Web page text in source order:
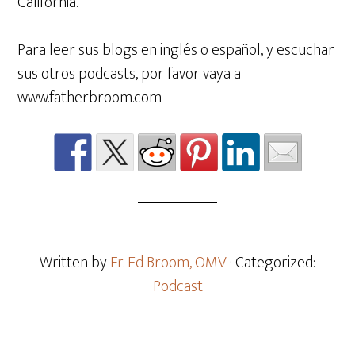
Para leer sus blogs en inglés o español, y escuchar
sus otros podcasts, por favor vaya a
www.fatherbroom.com
Written byFr. Ed Broom, OMV· Categorized:
Podcast